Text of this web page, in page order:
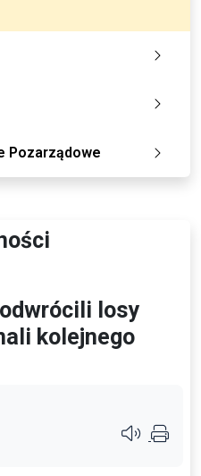
Pozarządowe
losy
kolejnego
Przycisk